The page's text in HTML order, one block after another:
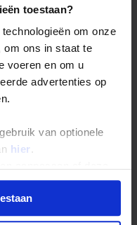
toestaan?
om onze
om ons in staat te
voeren en om u
advertenties op
van optionele
hier .
moment voor de
zijn, maar zeker
zijn er
moet
ben, is de
Bhutanese